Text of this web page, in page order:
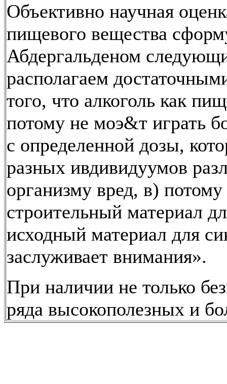
Объективно научная
пищевого вещества
Абдергальденом
располагаем
того, что алкоголь как
потому не моэ&т играть
с определенной дозы,
разных ивдивидуумов
организму вред, в)
строительный материал
исходный материал для
заслуживает внимания».
При наличии не только
ряда высокополезных и